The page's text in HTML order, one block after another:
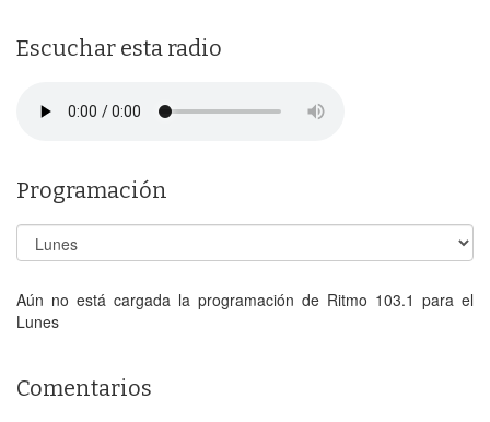
Escuchar esta radio
Programación
Aún no está cargada la programación de Ritmo 103.1 para el
Lunes
Comentarios